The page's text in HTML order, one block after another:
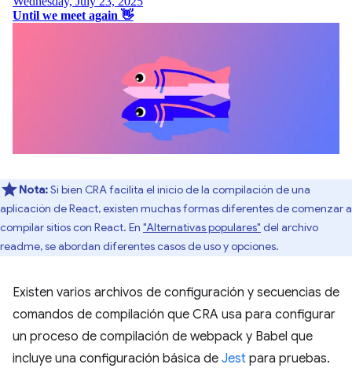
Nota:Si bien CRA facilita el inicio de la compilación de una
aplicación de React, existen muchas formas diferentes de comenzar a
compilar sitios con React. En "Alternativas populares" del archivo
readme, se abordan diferentes casos de uso y opciones.
Existen varios archivos de configuración y secuencias de
comandos de compilación que CRA usa para configurar
un proceso de compilación de webpack y Babel que
incluye una configuración básica de Jest para pruebas.